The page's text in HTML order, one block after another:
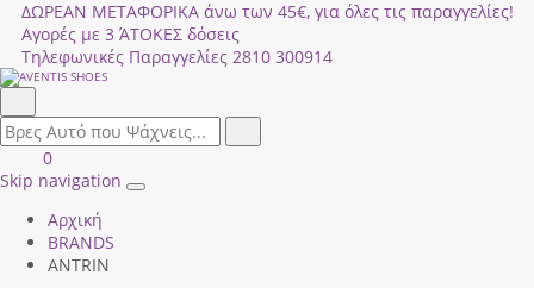
ΔΩΡΕΑΝ ΜΕΤΑΦΟΡΙΚΑ άνω των 45€, για όλες τις παραγγελίες!
Αγορές με 3 ΆΤΟΚΕΣ δόσεις
Τηλεφωνικές Παραγγελίες 2810 300914
field.search
Είσοδος
|
ΚΑΛΑΘΙ
ΑΓΟΡΩΝ
0
Skip navigation
Toggle
Αρχική
BRANDS
ANTRIN